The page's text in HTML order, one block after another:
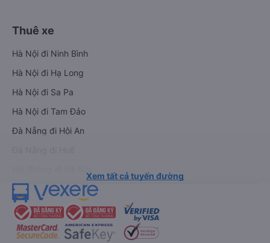
Thuê xe
Hà Nội đi Ninh Bình
Hà Nội đi Hạ Long
Hà Nội đi Sa Pa
Hà Nội đi Tam Đảo
Đà Nẵng đi Hội An
Xem tất cả tuyến đường